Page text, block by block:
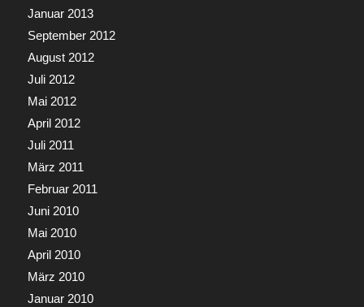
Januar 2013
September 2012
August 2012
Juli 2012
Mai 2012
April 2012
Juli 2011
März 2011
Februar 2011
Juni 2010
Mai 2010
April 2010
März 2010
Januar 2010